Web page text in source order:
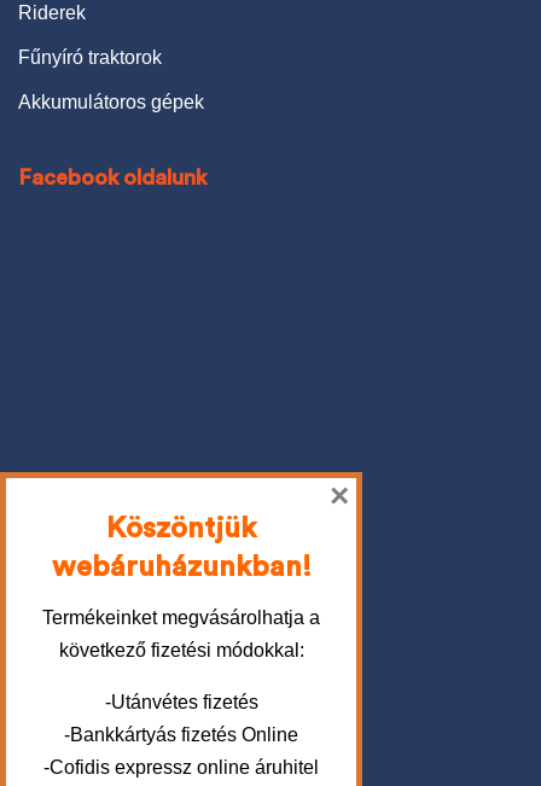
Riderek
Fűnyíró traktorok
Akkumulátoros gépek
Facebook oldalunk
Köszöntjük
webáruházunkban!
Termékeinket megvásárolhatja a
következő fizetési módokkal:
-Utánvétes fizetés
-Bankkártyás fizetés Online
-Cofidis expressz online áruhitel
×